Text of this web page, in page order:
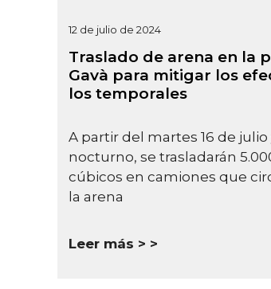
12 de julio de 2024
Traslado de arena en la
Gavà para mitigar los
los temporales
A partir del martes 16 de julio
nocturno, se trasladarán
cúbicos en camiones que
la arena
Leer más >